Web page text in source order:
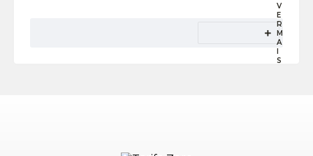
V
E
R
M
A
I
S